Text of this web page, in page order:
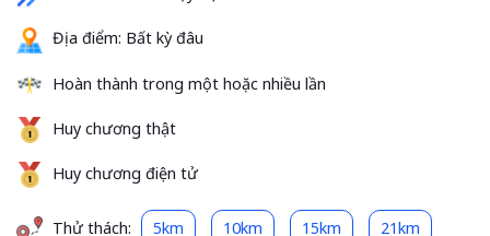
Địa điểm: Bất kỳ đâu
Hoàn thành trong một hoặc nhiều lần
Huy chương thật
Huy chương điện tử
Thử thách: 5km 10km 15km 21km